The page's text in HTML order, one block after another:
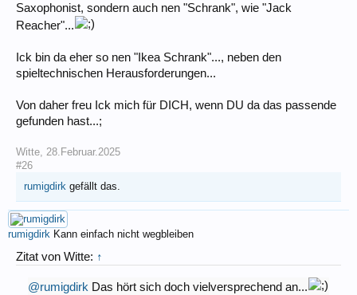
Saxophonist, sondern auch nen "Schrank", wie "Jack
Reacher"...
Ick bin da eher so nen "Ikea Schrank"..., neben den
spieltechnischen Herausforderungen...
Von daher freu Ick mich für DICH, wenn DU da das passende
gefunden hast...;
Witte, 28.Februar.2025
#26
rumigdirk gefällt das.
rumigdirk Kann einfach nicht wegbleiben
Zitat von Witte: ↑
@rumigdirk Das hört sich doch vielversprechend an...